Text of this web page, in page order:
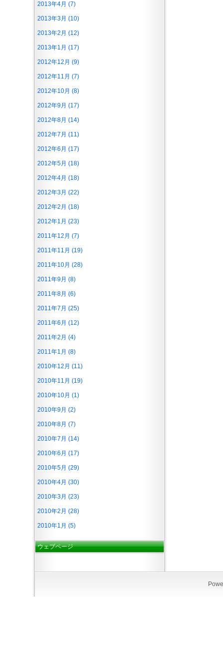
2013年4月 (7)
2013年3月 (10)
2013年2月 (12)
2013年1月 (17)
2012年12月 (9)
2012年11月 (7)
2012年10月 (8)
2012年9月 (17)
2012年8月 (14)
2012年7月 (11)
2012年6月 (17)
2012年5月 (18)
2012年4月 (18)
2012年3月 (22)
2012年2月 (18)
2012年1月 (23)
2011年12月 (7)
2011年11月 (19)
2011年10月 (28)
2011年9月 (8)
2011年8月 (6)
2011年7月 (25)
2011年6月 (12)
2011年2月 (4)
2011年1月 (8)
2010年12月 (11)
2010年11月 (19)
2010年10月 (1)
2010年9月 (2)
2010年8月 (7)
2010年7月 (14)
2010年6月 (17)
2010年5月 (29)
2010年4月 (30)
2010年3月 (23)
2010年2月 (28)
2010年1月 (5)
ウェブページ